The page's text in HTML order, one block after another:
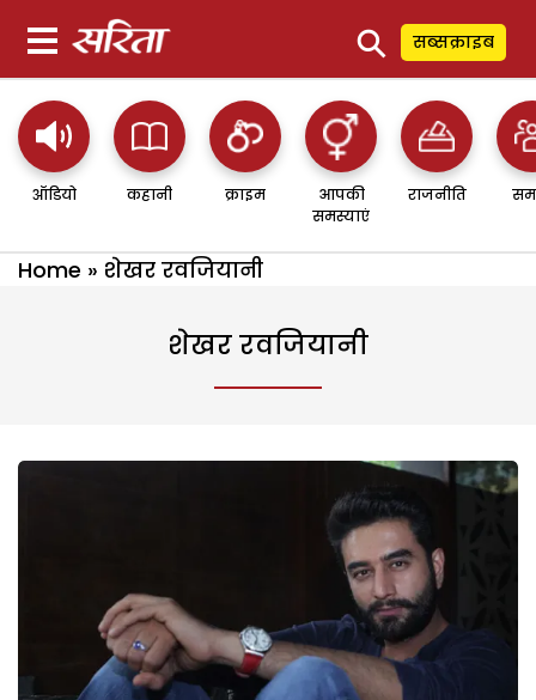
⚲ सब्सक्राइब
ऑडियो कहानी क्राइम
आपकी
समस्याएं
राजनीति
Home » शेखर रवजियानी
शेखर रवजियानी